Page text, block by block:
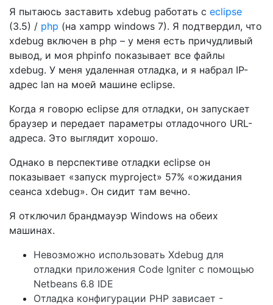
Я пытаюсь заставить xdebug работать с eclipse
(3.5) / php (на xampp windows 7). Я подтвердил, что
xdebug включен в php – у меня есть причудливый
вывод, и моя phpinfo показывает все файлы
xdebug. У меня удаленная отладка, и я набрал IP-
адрес lan на моей машине eclipse.
Когда я говорю eclipse для отладки, он запускает
браузер и передает параметры отладочного URL-
адреса. Это выглядит хорошо.
Однако в перспективе отладки eclipse он
показывает «запуск myproject» 57% «ожидания
сеанса xdebug». Он сидит там вечно.
Я отключил брандмауэр Windows на обеих
машинах.
Невозможно использовать Xdebug для
отладки приложения Code Igniter с помощью
Netbeans 6.8 IDE
Отладка конфигурации PHP зависает -